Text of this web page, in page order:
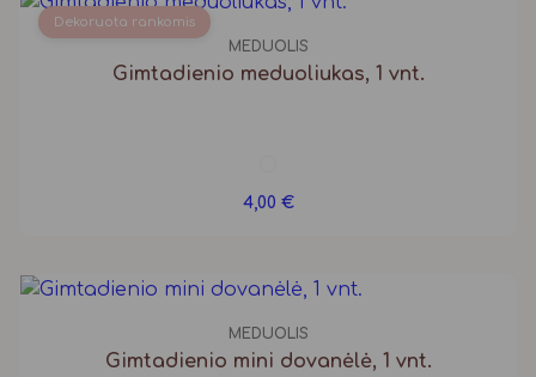
Dekoruota rankomis
MEDUOLIS
Gimtadienio meduoliukas, 1 vnt.
4,00 €
MEDUOLIS
Gimtadienio mini dovanėlė, 1 vnt.